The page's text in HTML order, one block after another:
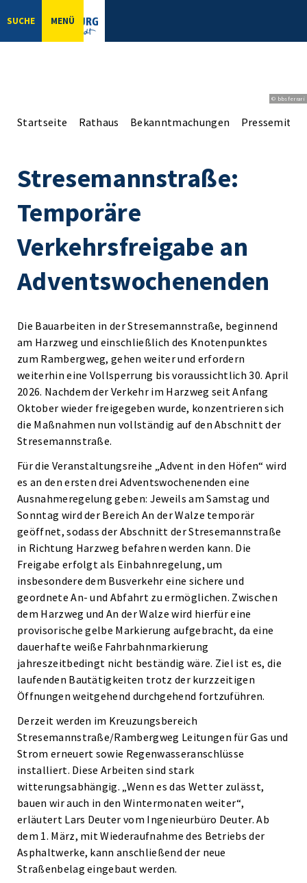
SUCHE MENÜ
© bbsferrari
Startseite Rathaus Bekanntmachungen
Stresemannstraße:
Temporäre
Verkehrsfreigabe an
Adventswochenenden
Die Bauarbeiten in der Stresemannstraße, beginnend
am Harzweg und einschließlich des Knotenpunktes
zum Rambergweg, gehen weiter und erfordern
weiterhin eine Vollsperrung bis voraussichtlich 30. April
2026. Nachdem der Verkehr im Harzweg seit Anfang
Oktober wieder freigegeben wurde, konzentrieren sich
die Maßnahmen nun vollständig auf den Abschnitt der
Stresemannstraße.
Für die Veranstaltungsreihe „Advent in den Höfen“ wird
es an den ersten drei Adventswochenenden eine
Ausnahmeregelung geben: Jeweils am Samstag und
Sonntag wird der Bereich An der Walze temporär
geöffnet, sodass der Abschnitt der Stresemannstraße
in Richtung Harzweg befahren werden kann. Die
Freigabe erfolgt als Einbahnregelung, um
insbesondere dem Busverkehr eine sichere und
geordnete An- und Abfahrt zu ermöglichen. Zwischen
dem Harzweg und An der Walze wird hierfür eine
provisorische gelbe Markierung aufgebracht, da eine
dauerhafte weiße Fahrbahnmarkierung
jahreszeitbedingt nicht beständig wäre. Ziel ist es, die
laufenden Bautätigkeiten trotz der kurzzeitigen
Öffnungen weitgehend durchgehend fortzuführen.
Derzeit werden im Kreuzungsbereich
Stresemannstraße/Rambergweg Leitungen für Gas und
Strom erneuert sowie Regenwasseranschlüsse
installiert. Diese Arbeiten sind stark
witterungsabhängig. „Wenn es das Wetter zulässt,
bauen wir auch in den Wintermonaten weiter“,
erläutert Lars Deuter vom Ingenieurbüro Deuter. Ab
dem 1. März, mit Wiederaufnahme des Betriebs der
Asphaltwerke, kann anschließend der neue
Straßenbelag eingebaut werden.